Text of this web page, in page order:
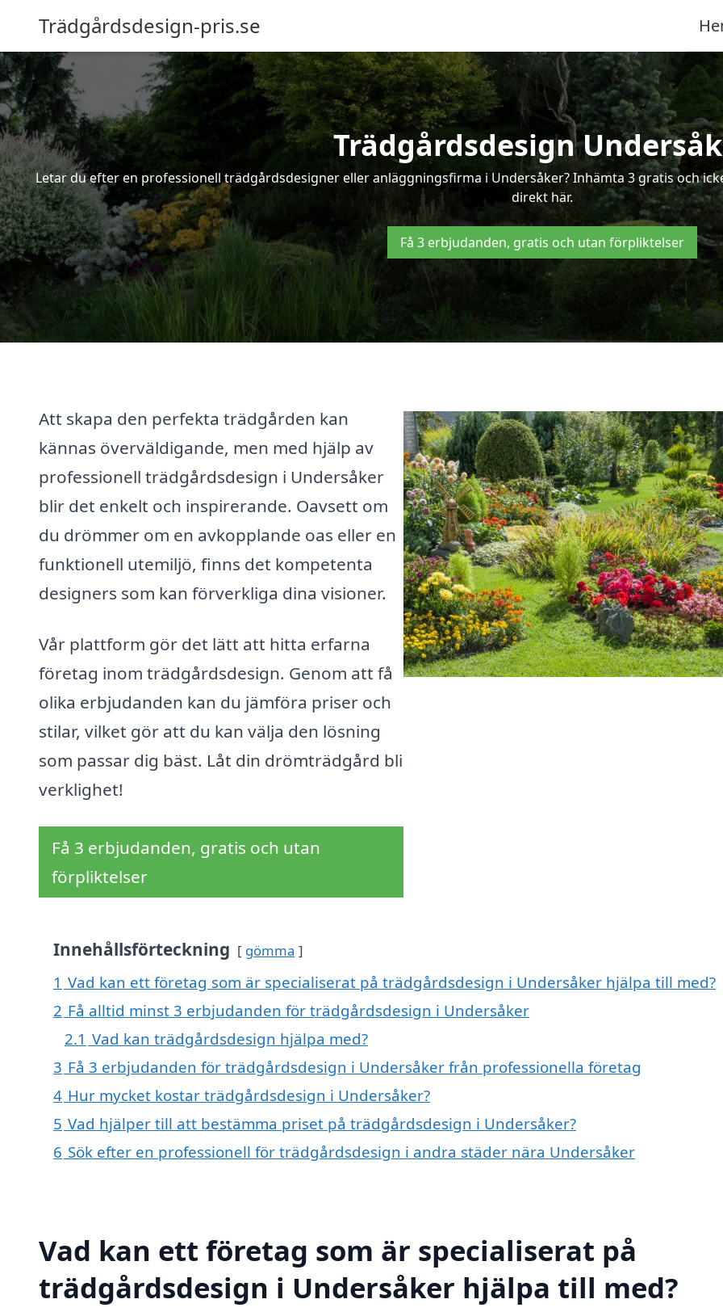
Trädgårdsdesign-pris.se
Trädgårdsdesign
Letar du efter en professionell trädgårdsdesigner eller anläggningsfirma i Undersåker? Inhämta 3 gratis och
direkt här.
Få 3 erbjudanden, gratis och utan förpliktelser
Att skapa den perfekta trädgården kan
kännas överväldigande, men med hjälp av
professionell trädgårdsdesign i Undersåker
blir det enkelt och inspirerande. Oavsett om
du drömmer om en avkopplande oas eller en
funktionell utemiljö, finns det kompetenta
designers som kan förverkliga dina visioner.
Vår plattform gör det lätt att hitta erfarna
företag inom trädgårdsdesign. Genom att få
olika erbjudanden kan du jämföra priser och
stilar, vilket gör att du kan välja den lösning
som passar dig bäst. Låt din drömträdgård bli
verklighet!
Få 3 erbjudanden, gratis och utan
förpliktelser
Innehållsförteckning gömma
1 Vad kan ett företag som är specialiserat på trädgårdsdesign i Undersåker hjälpa till med?
2 Få alltid minst 3 erbjudanden för trädgårdsdesign i Undersåker
2.1 Vad kan trädgårdsdesign hjälpa med?
3 Få 3 erbjudanden för trädgårdsdesign i Undersåker från professionella företag
4 Hur mycket kostar trädgårdsdesign i Undersåker?
5 Vad hjälper till att bestämma priset på trädgårdsdesign i Undersåker?
6 Sök efter en professionell för trädgårdsdesign i andra städer nära Undersåker
Vad kan ett företag som är specialiserat på
trädgårdsdesign i Undersåker hjälpa till med?